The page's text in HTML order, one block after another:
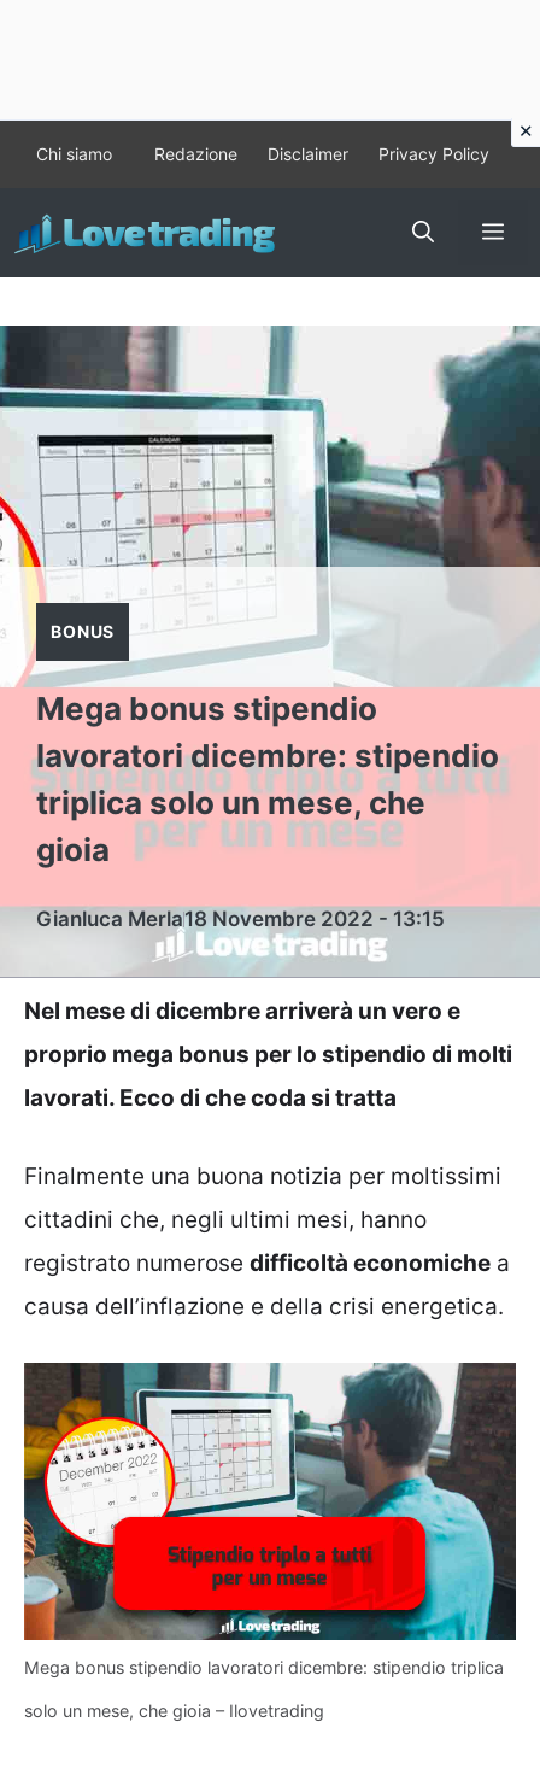
contenuto
Chi siamo Redazione Disclaimer Privacy Policy
BONUS
Mega bonus stipendio
lavoratori dicembre: stipendio
triplica solo un mese, che
gioia
Gianluca Merla18 Novembre 2022 - 13:15
Nel mese di dicembre arriverà un vero e
proprio mega bonus per lo stipendio di molti
lavorati. Ecco di che coda si tratta
Finalmente una buona notizia per moltissimi
cittadini che, negli ultimi mesi, hanno
registrato numerose difficoltà economiche a
causa dell’inflazione e della crisi energetica.
Mega bonus stipendio lavoratori dicembre: stipendio triplica
solo un mese, che gioia – Ilovetrading